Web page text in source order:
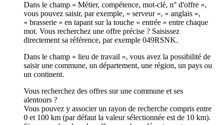
Dans le champ « Métier, compétence, mot-clé, n° d'offre »,
vous pouvez saisir, par exemple, « serveur », « anglais »,
« brasserie » en tapant sur la touche « entrée » entre chaque
mot. Vous recherchez une offre précise ? Saisissez
directement sa référence, par exemple 049RSNK.
Dans le champ « lieu de travail », vous avez la possibilité de
saisir une commune, un département, une région, un pays ou
un continent.
Vous recherchez des offres sur une commune et ses
alentours ?
Vous pouvez y associer un rayon de recherche compris entre
0 et 100 km (par défaut la valeur sélectionnée est de 10 km).